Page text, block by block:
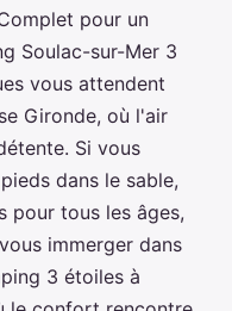
pour un
Soulac-sur-Mer 3
vous attendent
Gironde, où l'air
Si vous
dans le sable,
pour tous les âges,
immerger dans
3 étoiles à